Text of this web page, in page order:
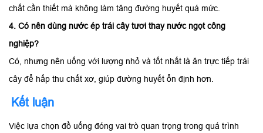
chất cần thiết mà không làm tăng đường huyết quá mức.
4. Có nên dùng nước ép trái cây tươi thay nước ngọt công
nghiệp?
Có, nhưng nên uống với lượng nhỏ và tốt nhất là ăn trực tiếp trái
cây để hấp thu chất xơ, giúp đường huyết ổn định hơn.
Kết luận
Việc lựa chọn đồ uống đóng vai trò quan trọng trong quá trình